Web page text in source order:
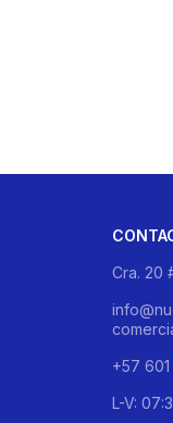
Cra. 20
+57
L-V: